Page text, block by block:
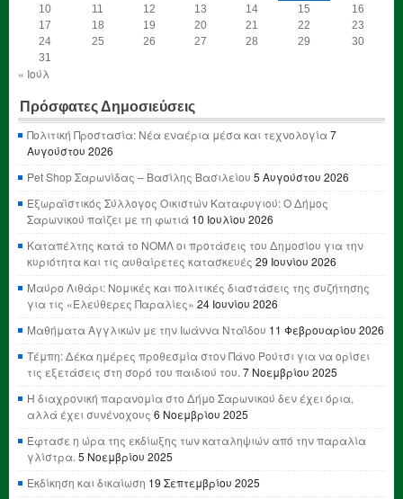
10
11 12 13 14 15
16
17
18 19 20 21 22
23
24
25 26 27 28 29
30
31
« Ιούλ
Πρόσφατες Δημοσιεύσεις
Πολιτική Προστασία: Νέα εναέρια μέσα και τεχνολογία7
Αυγούστου 2026
Pet Shop Σαρωνίδας – Βασίλης Βασιλείου 5 Αυγούστου 2026
Εξωραϊστικός Σύλλογος Οικιστών Καταφυγιού: Ο Δήμος
Σαρωνικού παίζει με τη φωτιά 10 Ιουλίου 2026
Καταπέλτης κατά το ΝΟΜΛ οι προτάσεις του Δημοσίου για την
κυριότητα και τις αυθαίρετες κατασκευές 29 Ιουνίου 2026
Μαύρο Λιθάρι: Νομικές και πολιτικές διαστάσεις της συζήτησης
για τις «Ελεύθερες Παραλίες» 24 Ιουνίου 2026
Μαθήματα Αγγλικών με την Ιωάννα Νταΐδου 11 Φεβρουαρίου 2026
Τέμπη: Δέκα ημέρες προθεσμία στον Πάνο Ρούτσι για να ορίσει
τις εξετάσεις στη σορό του παιδιού του. 7 Νοεμβρίου 2025
Η διαχρονική παρανομία στο Δήμο Σαρωνικού δεν έχει όρια,
αλλά έχει συνένοχους 6 Νοεμβρίου 2025
Έφτασε η ώρα της εκδίωξης των καταληψιών από την παραλία
γλίστρα. 5 Νοεμβρίου 2025
Εκδίκηση και δικαίωση 19 Σεπτεμβρίου 2025